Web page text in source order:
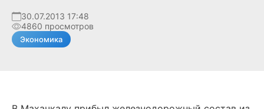
30.07.2013 17:48
4860 просмотров
Экономика